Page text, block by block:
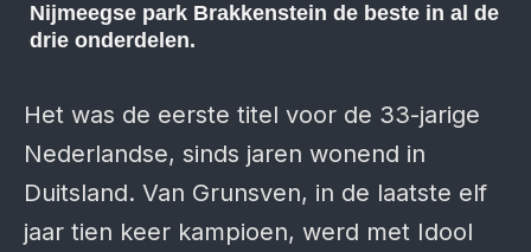
Nijmeegse park Brakkenstein de beste in al de
drie onderdelen.
Het was de eerste titel voor de 33-jarige
Nederlandse, sinds jaren wonend in
Duitsland. Van Grunsven, in de laatste elf
jaar tien keer kampioen, werd met Idool